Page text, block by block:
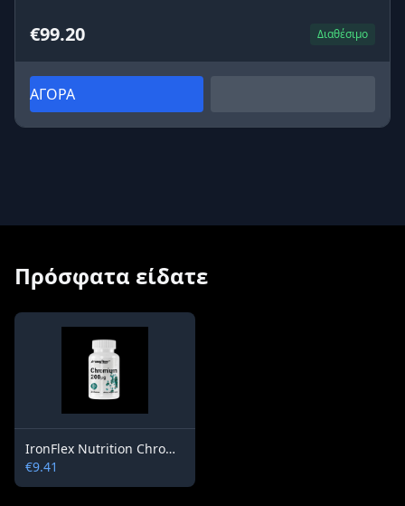
€99.20 Διαθέσιμο
ΑΓΟΡΑ
Πρόσφατα είδατε
IronFlex Nutrition Chromium
€9.41